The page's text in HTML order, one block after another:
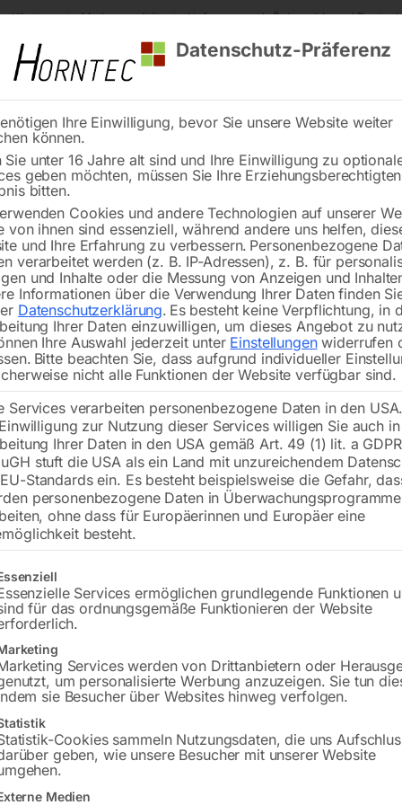
Kärnten Markenqualität Lieferung nach Österreich und
Reinigung
und Fräsmaschinen – Kraft
Arbeiten oder schwere Zerspanung: Mit denBohr- und
Von kompakten Getriebe-Fräsmaschinenbis hin zu
die passende Lösung. Mit Antriebsleistungen von
arbeiten Sie präzise und effizient. Besonders
und Horizontalbetrieb umrüsten. Ideal für Einzelteile und
Bedienung und echte Zuverlässigkeit – für saubere
GS 18
Datenschutz-Präferenz
Ihre Einwilligung, bevor Sie unsere Website weiter
können.
Sie unter 16 Jahre alt sind und Ihre Einwilligung zu
geben möchten, müssen Sie Ihre
bitten.
Cookies und andere Technologien auf unserer
von ihnen sind essenziell, während andere uns helfen,
und Ihre Erfahrung zu verbessern. Personenbezogene
verarbeitet werden (z. B. IP-Adressen), z. B. für
und Inhalte oder die Messung von Anzeigen und
Informationen über die Verwendung Ihrer Daten finden
Datenschutzerklärung. Es besteht keine Verpflichtung, in
Ihrer Daten einzuwilligen, um dieses Angebot zu
Ihre Auswahl jederzeit unter Einstellungenwiderrufen
Bitte beachten Sie, dass aufgrund individueller
nicht alle Funktionen der Website verfügbar sind.
Services verarbeiten personenbezogene Daten in den
zur Nutzung dieser Services willigen Sie auch
Ihrer Daten in den USA gemäß Art. 49 (1) lit. a
stuft die USA als ein Land mit unzureichendem
Standards ein. Es besteht beispielsweise die Gefahr,
personenbezogene Daten in
ohne dass für Europäerinnen und Europäer eine
besteht.
eine Liste der Service-Gruppen, für die eine Einwilligung erteilt
Services ermöglichen grundlegende Funktionen
für das ordnungsgemäße Funktionieren der Website
Services werden von Drittanbietern oder
um personalisierte Werbung anzuzeigen. Sie tun
sie Besucher über Websites hinweg verfolgen.
Cookies sammeln Nutzungsdaten, die uns
geben, wie unsere Besucher mit unserer Website
Medien